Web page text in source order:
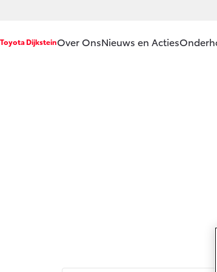
Toyota DijksteinOver OnsNieuws en Acties
(SIL)